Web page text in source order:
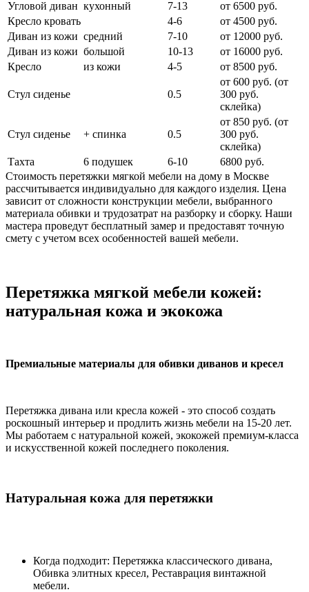
Угловой диван кухонный 7-13
от 6500 руб.
Кресло кровать
4-6
от 4500 руб.
Диван из кожи средний 7-10
от 12000 руб.
Диван из кожи большой 10-13
от 16000 руб.
Кресло
из кожи 4-5 от 8500 руб.
Стул сиденье 0.5
от 600 руб. (от
300 руб.
cклейка)
Стул сиденье + спинка 0.5
от 850 руб. (от
300 руб.
склейка)
Тахта
6 подушек 6-10
6800 руб.
Стоимость перетяжки мягкой мебели на дому в Москве
рассчитывается индивидуально для каждого изделия. Цена
зависит от сложности конструкции мебели, выбранного
материала обивки и трудозатрат на разборку и сборку. Наши
мастера проведут бесплатный замер и предоставят точную
смету с учетом всех особенностей вашей мебели.
Перетяжка мягкой мебели кожей:
натуральная кожа и экокожа
Премиальные материалы для обивки диванов и кресел
Перетяжка дивана или кресла кожей - это способ создать
роскошный интерьер и продлить жизнь мебели на 15-20 лет.
Мы работаем с натуральной кожей, экокожей премиум-класса
и искусственной кожей последнего поколения.
Натуральная кожа для перетяжки
Когда подходит: Перетяжка классического дивана,
Обивка элитных кресел, Реставрация винтажной
мебели.